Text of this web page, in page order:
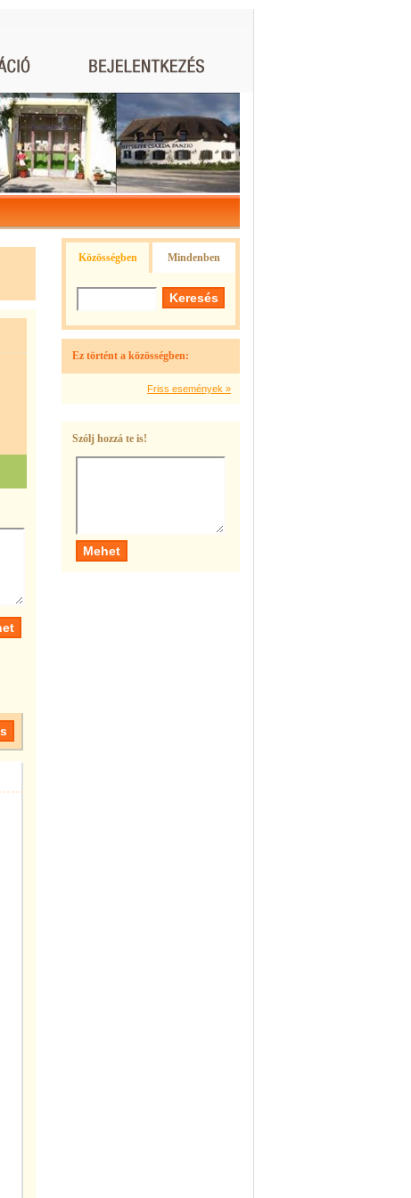
Közösségben Mindenben
Ez történt a közösségben:
Friss események »
Szólj hozzá te is!